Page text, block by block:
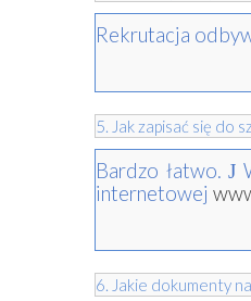
Rekrutacja
5. Jak zapisać się do
Bardzo łatwo.J
internetowej
6. Jakie dokumenty